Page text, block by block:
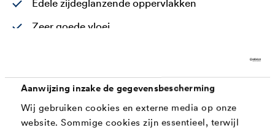
Aanwijzing inzake de gegevensbescherming
Wij gebruiken cookies en externe media op onze
website. Sommige cookies zijn essentieel, terwijl
Edele zijdeglanzende oppervlakken
Zeer goede vloei
Handzweetresistent
Kleur -, wit - en glansstabiel